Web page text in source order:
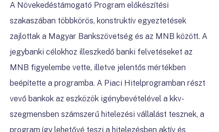
A Növekedéstámogató Program előkészítési
szakaszában többkörös, konstruktív egyeztetések
zajlottak a Magyar Bankszövetség és az MNB között. A
jegybanki célokhoz illeszkedő banki felvetéseket az
MNB figyelembe vette, illetve jelentős mértékben
beépítette a programba. A Piaci Hitelprogramban részt
vevő bankok az eszközök igénybevételével a kkv-
szegmensben számszerű hitelezési vállalást tesznek, a
program így lehetővé teszi a hitelezésben aktív és